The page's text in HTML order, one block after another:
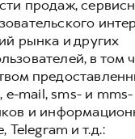
продаж,
рынка и других
в том
e-mail, sms- и mms-
и
Telegram и т.д.: